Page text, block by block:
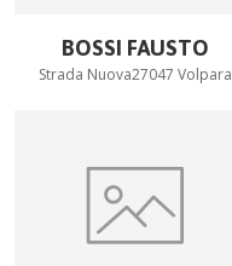
BOSSI FAUSTO
Strada Nuova27047 Volpara